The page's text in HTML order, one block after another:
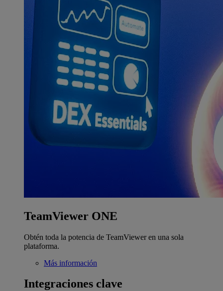
TeamViewer ONE
Obtén toda la potencia de TeamViewer en una sola
plataforma.
Más información
Integraciones clave